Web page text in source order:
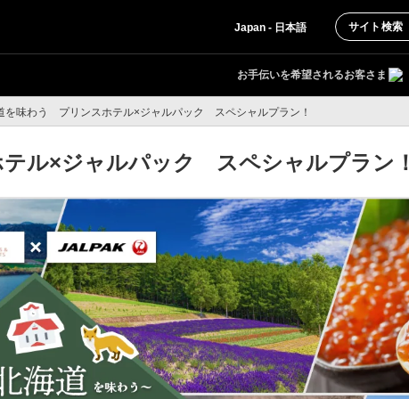
Japan - 日本語 サイト検索
お手伝いを希望されるお客さま
を味わう プリンスホテル×ジャルパック スペシャルプラン！
ル×ジャルパック スペシャルプラン！